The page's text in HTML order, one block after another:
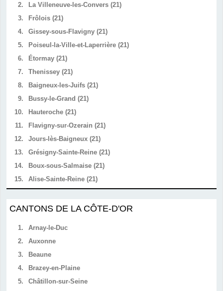
2.
La Villeneuve-les-Convers (21)
3.
Frôlois (21)
4.
Gissey-sous-Flavigny (21)
5.
Poiseul-la-Ville-et-Laperrière (21)
6.
Étormay (21)
7.
Thenissey (21)
8.
Baigneux-les-Juifs (21)
9.
Bussy-le-Grand (21)
10.
Hauteroche (21)
11.
Flavigny-sur-Ozerain (21)
12.
Jours-lès-Baigneux (21)
13.
Grésigny-Sainte-Reine (21)
14.
Boux-sous-Salmaise (21)
15.
Alise-Sainte-Reine (21)
CANTONS DE LA CÔTE-D'OR
1.
Arnay-le-Duc
2.
Auxonne
3.
Beaune
4.
Brazey-en-Plaine
5.
Châtillon-sur-Seine